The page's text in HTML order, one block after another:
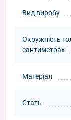
Вид виробу
Окружність
сантиметрах
Матеріал
Стать